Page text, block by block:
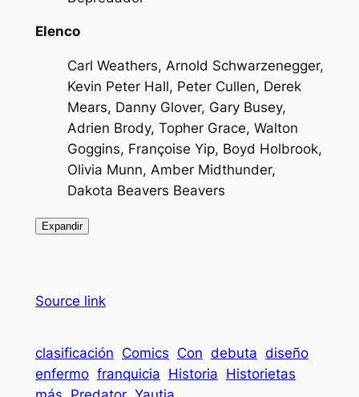
Elenco
Carl Weathers, Arnold Schwarzenegger,
Kevin Peter Hall, Peter Cullen, Derek
Mears, Danny Glover, Gary Busey,
Adrien Brody, Topher Grace, Walton
Goggins, Françoise Yip, Boyd Holbrook,
Olivia Munn, Amber Midthunder,
Dakota Beavers Beavers
Expandir
Source link
clasificación Comics Con debuta diseño
enfermo franquicia Historia Historietas